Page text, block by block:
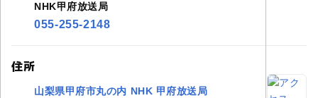
NHK甲府放送局
055-255-2148
住所
山梨県甲府市丸の内 NHK 甲府放送局